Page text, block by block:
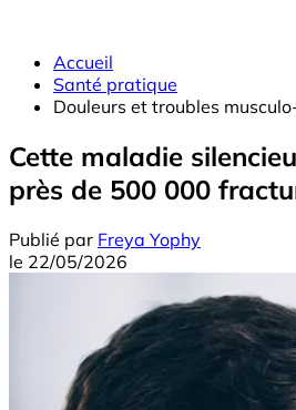
Accueil
Santé pratique
Douleurs et troubles
Cette maladie
près de 500 000
Publié par Freya Yophy
le 22/05/2026